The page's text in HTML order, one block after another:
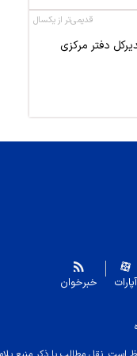
دفتر مرکزی
قدیمی‌تر از یکسال
آپارات خبرخوان